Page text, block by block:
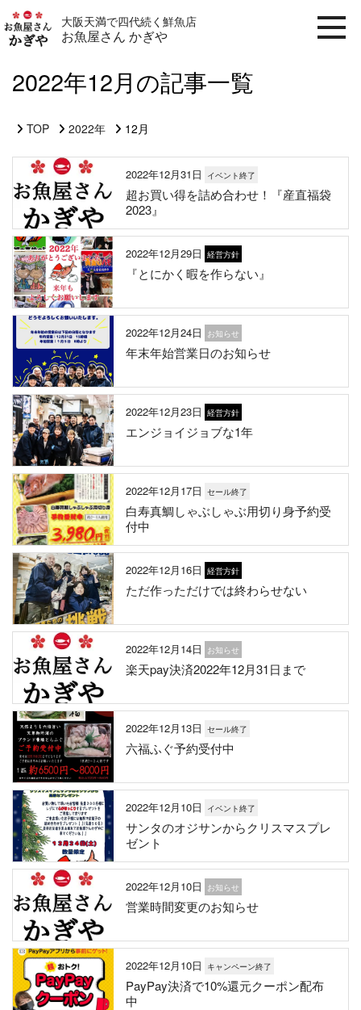
大阪天満で四代続く鮮魚店
お魚屋さん かぎや
2022年12月の記事一覧
TOP 2022年 12月
2022年12月31日 イベント終了
超お買い得を詰め合わせ！『産直福袋
2023』
2022年12月29日 経営方針
『とにかく暇を作らない』
2022年12月24日 お知らせ
年末年始営業日のお知らせ
2022年12月23日 経営方針
エンジョイジョブな1年
2022年12月17日 セール終了
白寿真鯛しゃぶしゃぶ用切り身予約受
付中
2022年12月16日 経営方針
ただ作っただけでは終わらせない
2022年12月14日 お知らせ
楽天pay決済2022年12月31日まで
2022年12月13日 セール終了
六福ふぐ予約受付中
2022年12月10日 イベント終了
サンタのオジサンからクリスマスプレ
ゼント
2022年12月10日 お知らせ
営業時間変更のお知らせ
2022年12月10日 キャンペーン終了
PayPay決済で10%還元クーポン配布
中